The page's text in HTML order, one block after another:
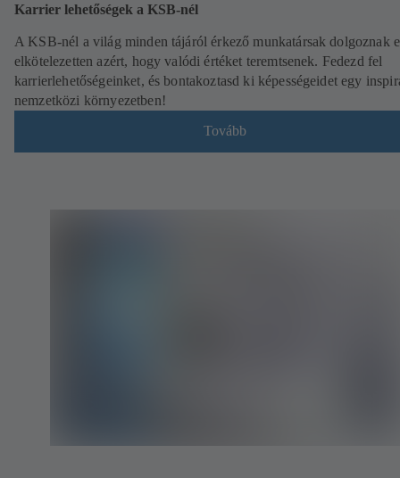
Karrier lehetőségek a KSB-nél
A KSB-nél a világ minden tájáról érkező munkatársak dolgoznak
elkötelezetten azért, hogy valódi értéket teremtsenek. Fedezd fel
karrierlehetőségeinket, és bontakoztasd ki képességeidet egy
nemzetközi környezetben!
Tovább